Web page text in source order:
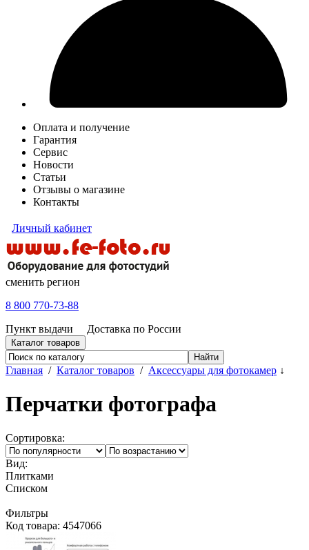
Оплата и получение
Гарантия
Сервис
Новости
Статьи
Отзывы о магазине
Контакты
Личный кабинет
сменить регион
8 800 770-73-88
Пункт выдачи
Доставка по России
Каталог товаров
Главная / Каталог товаров / Аксессуары для фотокамер ↓
Перчатки фотографа
Сортировка:
Вид:
Плитками
Списком
Фильтры
Код товара: 4547066